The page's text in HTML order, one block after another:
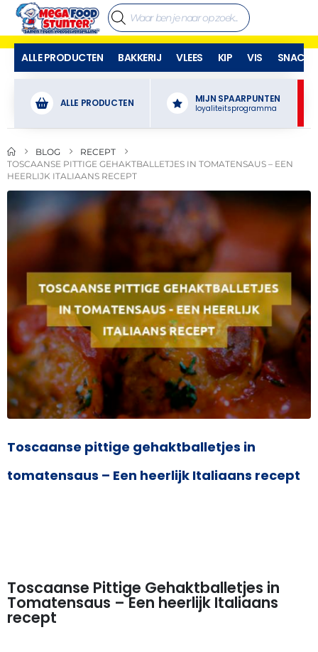
ALLE PRODUCTEN BAKKERIJ VLEES KIP VIS SNACKS
ALLE PRODUCTEN MIJN SPAARPUNTEN
loyaliteitsprogramma
BLOG
RECEPT
TOSCAANSE PITTIGE GEHAKTBALLETJES IN TOMATENSAUS – EEN
HEERLIJK ITALIAANS RECEPT
Toscaanse pittige gehaktballetjes in
tomatensaus – Een heerlijk Italiaans recept
Toscaanse Pittige Gehaktballetjes in
Tomatensaus – Een heerlijk Italiaans
recept